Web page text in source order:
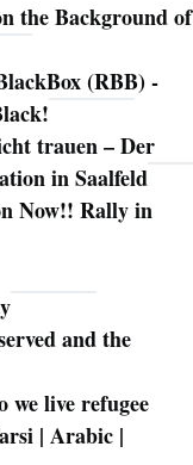
the Background of
(RBB) -
trauen – Der
in Saalfeld
Now!! Rally in
and the
we live refugee
| Arabic |